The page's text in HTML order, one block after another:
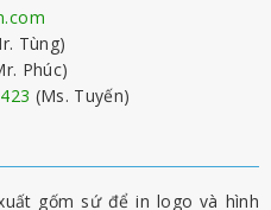
Tùng)
Phúc)
(Ms. Tuyến)
gốm sứ để in logo và hình